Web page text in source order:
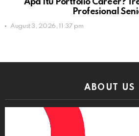
Apa Itu Portfolio Career?
Profesional
August 3, 2026, 11:37 pm
ABOUT US